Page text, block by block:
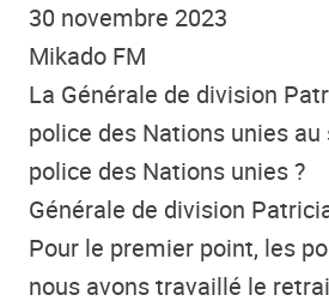
30 novembre 2023
Mikado FM
La Générale de division
police des Nations unies au
police des Nations unies ?
Générale de division
Pour le premier point, les
nous avons travaillé le